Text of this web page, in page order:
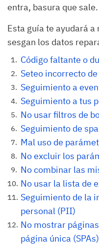
entra, basura que sale.
Esta guía te ayudará
sesgan los datos
Código faltante o
Seteo incorrecto
Seguimiento a
Seguimiento a tus
No usar filtros de
Seguimiento de
Mal uso de
No excluir los
No combinar las
No usar la lista de
Seguimiento de la
personal (PII)
No mostrar
página única (SPAs)